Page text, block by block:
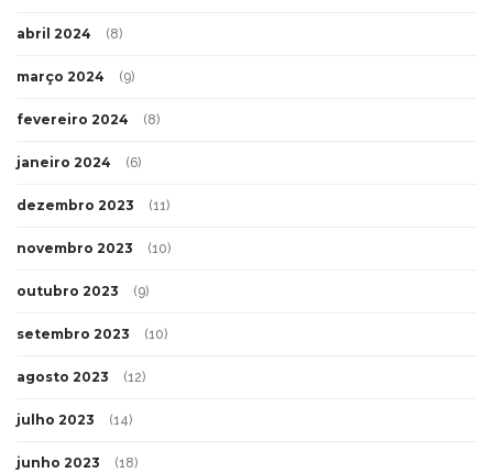
abril 2024 (8)
março 2024 (9)
fevereiro 2024 (8)
janeiro 2024 (6)
dezembro 2023 (11)
novembro 2023 (10)
outubro 2023 (9)
setembro 2023 (10)
agosto 2023 (12)
julho 2023 (14)
junho 2023 (18)